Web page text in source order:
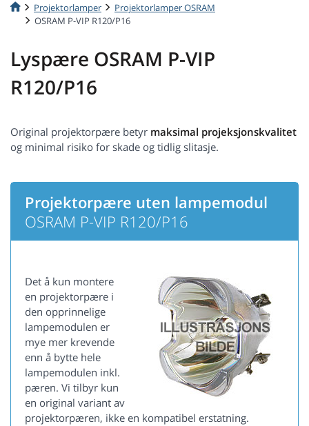
Projektorlamper
Projektorlamper OSRAM
OSRAM P-VIP R120/P16
Lyspære OSRAM P-VIP
R120/P16
Original projektorpære betyr maksimal projeksjonskvalitet
og minimal risiko for skade og tidlig slitasje.
Projektorpære uten lampemodul
OSRAM P-VIP R120/P16
Det å kun montere
en projektorpære i
den opprinnelige
lampemodulen er
mye mer krevende
enn å bytte hele
lampemodulen inkl.
pæren. Vi tilbyr kun
en original variant av
projektorpæren, ikke en kompatibel erstatning.